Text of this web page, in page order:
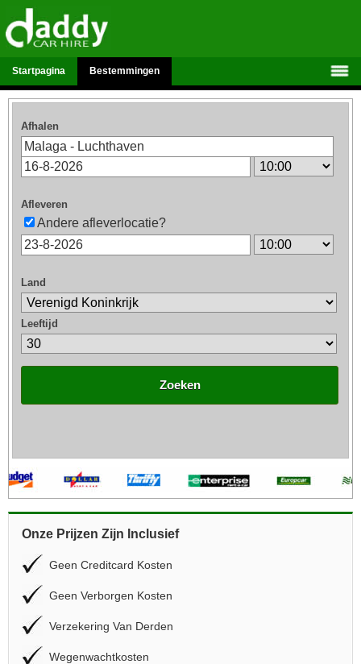
Startpagina Bestemmingen
Afhalen
Afleveren
Andere afleverlocatie?
Land
Leeftijd
Zoeken
Onze Prijzen Zijn Inclusief
Geen Creditcard Kosten
Geen Verborgen Kosten
Verzekering Van Derden
Wegenwachtkosten